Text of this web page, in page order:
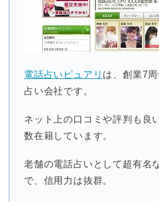
電話占いピュアリ は、創業7
占い会社です。
ネット上の口コミや評判も良
数在籍しています。
老舗の電話占いとして超有名
で、信用力は抜群。